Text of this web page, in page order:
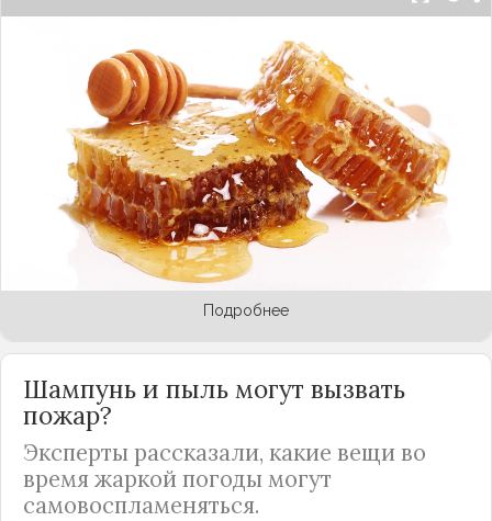
меда в этом году будет меньше, чем обычно.
Всему виной погода: в период цветения липы
были не совсем подходящие для этого процесса
температур. Например, в Тульской области липа
так и не зацвела. Зато владельцы пасек смогли в
этом году накачать много меда других, редких
сортов. Об этом вМКрассказал президент
общественной организации «Межрегиональный
союз пчеловодов» Александра Кукса.
Подробнее
Шампунь и пыль могут вызвать
пожар?
Эксперты рассказали, какие вещи во
время жаркой погоды могут
самовоспламеняться.